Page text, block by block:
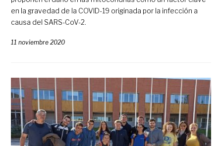
en la gravedad de la COVID-19 originada por la infección a
causa del SARS-CoV-2.
11 noviembre 2020